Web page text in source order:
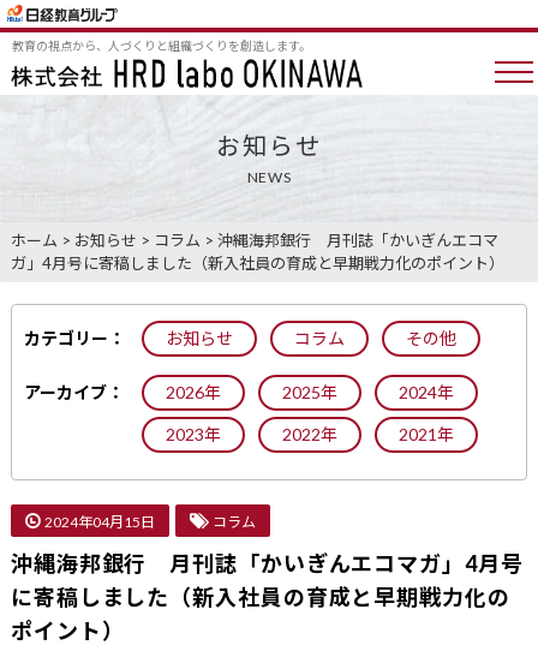
教育の視点から、人づくりと組織づくりを創造します。
お知らせ
NEWS
ホーム > お知らせ > コラム > 沖縄海邦銀行 月刊誌「かいぎんエコマ
ガ」4月号に寄稿しました（新入社員の育成と早期戦力化のポイント）
カテゴリー： お知らせ コラム その他
アーカイブ： 2026年 2025年 2024年
2023年 2022年 2021年
2024年04月15日 コラム
沖縄海邦銀行 月刊誌「かいぎんエコマガ」4月号
に寄稿しました（新入社員の育成と早期戦力化の
ポイント）